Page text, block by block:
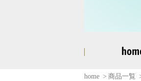
home 商品一覧